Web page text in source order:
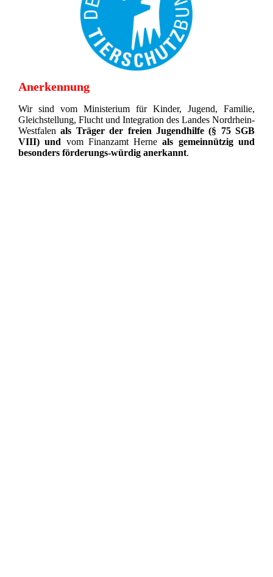
Anerkennung
Wir sind vom Ministerium für Kinder, Jugend, Familie,
Gleichstellung, Flucht und Integration des Landes Nordrhein-
Westfalenals Träger der freien Jugendhilfe (§ 75 SGB
VIII) und vom Finanzamt Herneals gemeinnützig und
besonders förderungs-würdig anerkannt.